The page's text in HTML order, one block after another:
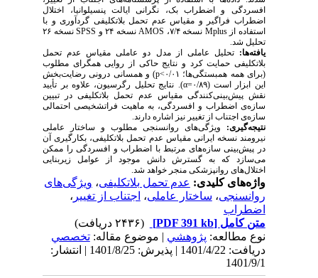
افسردگی و اضطراب بک، نگرانی ایالت پنسیلوانیا، اختلال
اضطراب فراگیر و مقیاس عدم تحمل بلاتکلیفی گردآوری و با
استفاده از Mplusنسخه ۷/۴، AMOSنسخه ۲۴ و SPSS
نسخه ۲۶
تحلیل شد.
یافته‌ها:تحلیل عاملی از مدل دو عاملی مقیاس عدم تحمل
بلاتکلیفی حمایت کرد و نتایج حاکی از روایی همگرای مطلوب
(برای همه همبستگی‌ها؛ ۰/۰۱
>
p) و همسانی درونی رضایت‌بخش
این ابزار است (۰/۸۹=
α). نتایج تحلیل رگرسیون، علاوه بر تأیید
نقش پیش‌بینی‌کنندگی مقیاس عدم تحمل بلاتکلیفی در تبیین
سازه‌ی اضطراب و افسردگی، به ماهیت فراتشخیصی احتمالی
سازه‌ی اجتناب از تغییر نیز اشاره دارند.
نتیجه‌گیری:ویژگی‌های روانسنجی مطلوب و ساختار عاملی
نیرومند نسخه ایرانی مقیاس عدم تحمل بلاتکلیفی، بکارگیری آن
در پیش‌بینی سازه‌‍‌های مرتبط با اضطراب و افسردگی را ممکن
می‌سازد که به گسترش دانش موجود از عوامل زیربنایی
اختلال‌های روانپزشکی منجر خواهد شد.
واژه‌های کلیدی:عدم تحمل بلاتکلیفی،ویژگی‌های
روانسنجی،ساختار عاملی،اجتناب از تغییر،
اضطراب
متن کامل[PDF 391 kb]
نوع مطالعه:پژوهشي| موضوع مقاله:تخصصي
دریافت: 1401/4/22 | پذیرش: 1401/8/25 | انتشار:
1401/9/1